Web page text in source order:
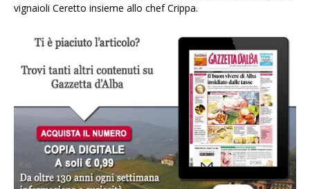
vignaioli Ceretto insieme allo chef Crippa.